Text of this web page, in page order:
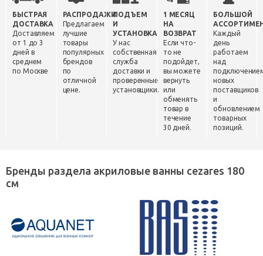
БЫСТРАЯ
ДОСТАВКА
Доставляем
от 1 до 3
дней в
среднем
по Москве
РАСПРОДАЖИ
Предлагаем
лучшие
товары
популярных
брендов
по
отличной
цене.
ПОДЪЕМ
И
УСТАНОВКА
У нас
собственная
служба
доставки и
проверенные
установщики.
1 МЕСЯЦ
НА
ВОЗВРАТ
Если что-
то не
подойдет,
вы можете
вернуть
или
обменять
товар в
течение
30 дней.
БОЛЬШОЙ
Каждый
день
работаем
над
новых
поставщиков
и
обновлением
товарных
позиций.
Бренды раздела акриловые ванны cezares 180
см